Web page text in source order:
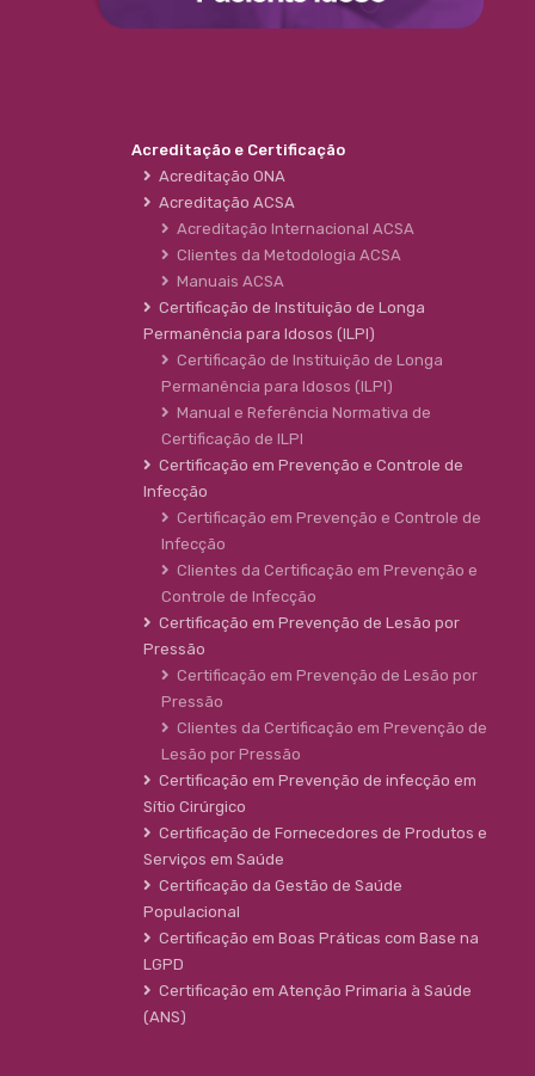
Acreditação e Certificação
Acreditação ONA
Acreditação ACSA
Acreditação Internacional ACSA
Clientes da Metodologia ACSA
Manuais ACSA
Certificação de Instituição de Longa
Permanência para Idosos (ILPI)
Certificação de Instituição de Longa
Permanência para Idosos (ILPI)
Manual e Referência Normativa de
Certificação de ILPI
Certificação em Prevenção e Controle de
Infecção
Certificação em Prevenção e Controle de
Infecção
Clientes da Certificação em Prevenção e
Controle de Infecção
Certificação em Prevenção de Lesão por
Pressão
Certificação em Prevenção de Lesão por
Pressão
Clientes da Certificação em Prevenção de
Lesão por Pressão
Certificação em Prevenção de infecção em
Sítio Cirúrgico
Certificação de Fornecedores de Produtos e
Serviços em Saúde
Certificação da Gestão de Saúde
Populacional
Certificação em Boas Práticas com Base na
LGPD
Certificação em Atenção Primaria à Saúde
(ANS)